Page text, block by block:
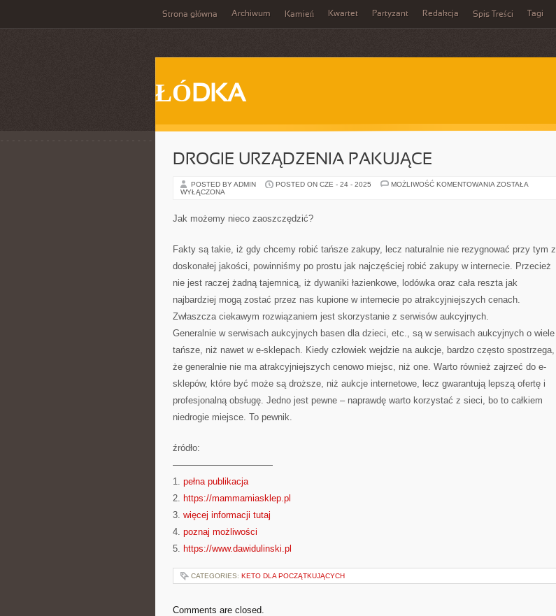
Strona główna Archiwum Kamień Kwartet Partyzant Redakcja Spis Treści Tagi
ŁÓDKA
DROGIE URZĄDZENIA PAKUJĄCE
POSTED BY ADMIN POSTED ON CZE - 24 - 2025 MOŻLIWOŚĆ KOMENTOWANIA DROGIE
ZOSTAŁA
WYŁĄCZONA
Jak możemy nieco zaoszczędzić?
Fakty są takie, iż gdy chcemy robić tańsze zakupy, lecz naturalnie nie rezygnować przy tym z
doskonałej jakości, powinniśmy po prostu jak najczęściej robić zakupy w internecie. Przecież
nie jest raczej żadną tajemnicą, iż dywaniki łazienkowe, lodówka oraz cała reszta jak
najbardziej mogą zostać przez nas kupione w internecie po atrakcyjniejszych cenach.
Zwłaszcza ciekawym rozwiązaniem jest skorzystanie z serwisów aukcyjnych.
Generalnie w serwisach aukcyjnych basen dla dzieci, etc., są w serwisach aukcyjnych o wiele
tańsze, niż nawet w e-sklepach. Kiedy człowiek wejdzie na aukcje, bardzo często spostrzega,
że generalnie nie ma atrakcyjniejszych cenowo miejsc, niż one. Warto również zajrzeć do e-
sklepów, które być może są droższe, niż aukcje internetowe, lecz gwarantują lepszą ofertę i
profesjonalną obsługę. Jedno jest pewne – naprawdę warto korzystać z sieci, bo to całkiem
niedrogie miejsce. To pewnik.
źródło:
———————————
1. pełna publikacja
2. https://mammamiasklep.pl
3. więcej informacji tutaj
4. poznaj możliwości
5. https://www.dawidulinski.pl
CATEGORIES: KETO DLA POCZĄTKUJĄCYCH
Comments are closed.